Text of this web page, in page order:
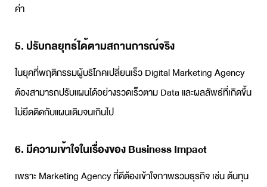
ค่า
5. ปรับกลยุทธ์ได้ตามสถานการณ์จริง
ในยุคที่พฤติกรรมผู้บริโภคเปลี่ยนเร็วDigital Marketing Agency
ต้องสามารถปรับแผนได้อย่างรวดเร็วตาม Data และผลลัพธ์ที่เกิดขึ้น
ไม่ยึดติดกับแผนเดิมจนเกินไป
6. มีความเข้าใจในเรื่องของ Business Impact
เพราะMarketing Agencyที่ดีต้องเข้าใจภาพรวมธุรกิจ เช่น ต้นทุน